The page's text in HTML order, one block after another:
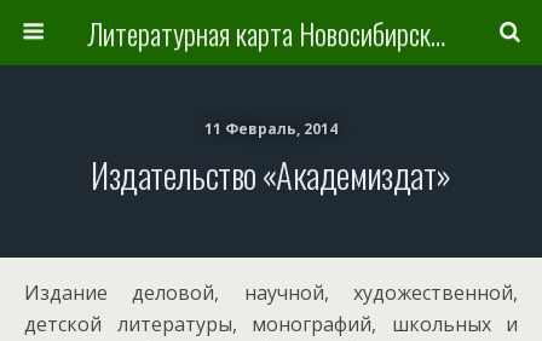
Литературная карта Новосибирска и Новосибирской области
11 Февраль, 2014
Издательство «Академиздат»
Издание деловой, научной, художественной,
детской литературы, монографий, школьных и